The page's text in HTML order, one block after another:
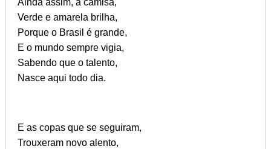
Ainda assim, a camisa,
Verde e amarela brilha,
Porque o Brasil é grande,
E o mundo sempre vigia,
Sabendo que o talento,
Nasce aqui todo dia.
E as copas que se seguiram,
Trouxeram novo alento,